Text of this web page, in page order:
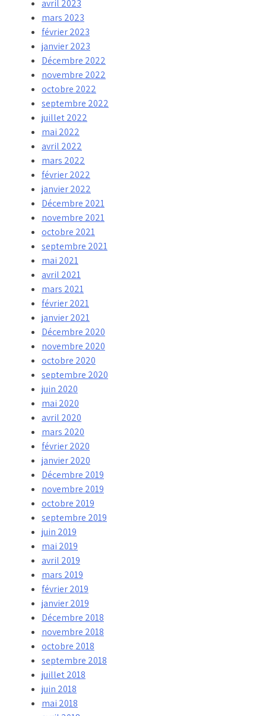
avril 2023
mars 2023
février 2023
janvier 2023
Décembre 2022
novembre 2022
octobre 2022
septembre 2022
juillet 2022
mai 2022
avril 2022
mars 2022
février 2022
janvier 2022
Décembre 2021
novembre 2021
octobre 2021
septembre 2021
mai 2021
avril 2021
mars 2021
février 2021
janvier 2021
Décembre 2020
novembre 2020
octobre 2020
septembre 2020
juin 2020
mai 2020
avril 2020
mars 2020
février 2020
janvier 2020
Décembre 2019
novembre 2019
octobre 2019
septembre 2019
juin 2019
mai 2019
avril 2019
mars 2019
février 2019
janvier 2019
Décembre 2018
novembre 2018
octobre 2018
septembre 2018
juillet 2018
juin 2018
mai 2018